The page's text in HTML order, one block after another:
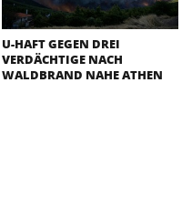
U-HAFT GEGEN DREI
VERDÄCHTIGE NACH
WALDBRAND NAHE ATHEN